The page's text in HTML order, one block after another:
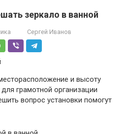
зеркало в ванной
Сергей Иванов
и высоту
грамотной организации
вопрос установки помогут